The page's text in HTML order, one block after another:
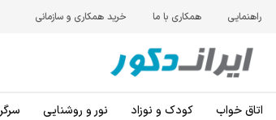
راهنمایی همکاری با ما خرید همکاری و سازمانی
اتاق خواب کودک و نوزاد نور و روشنایی